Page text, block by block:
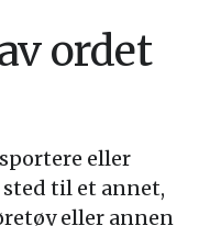
ordet
eller
til et annet,
eller annen